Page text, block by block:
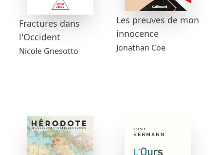
Fractures dans
l'Occident
Nicole Gnesotto
Les preuves de mon
innocence
Jonathan Coe